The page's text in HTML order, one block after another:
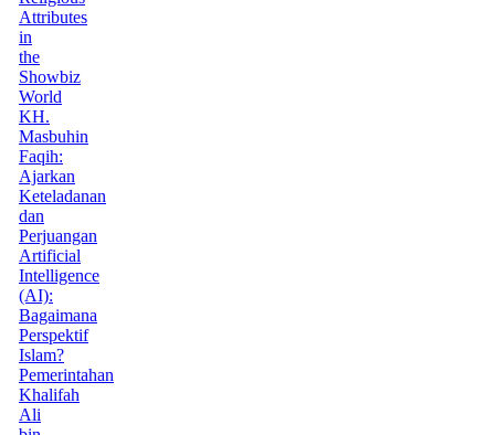
Attributes
in
the
Showbiz
World
KH.
Masbuhin
Faqih:
Ajarkan
Keteladanan
dan
Perjuangan
Artificial
Intelligence
(AI):
Bagaimana
Perspektif
Islam?
Pemerintahan
Khalifah
Ali